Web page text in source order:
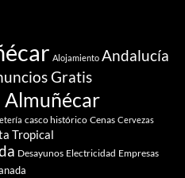
Alojamiento Andalucía
Gratis
Almuñécar
casco histórico Cenas Cervezas
Tropical
Desayunos Electricidad Empresas